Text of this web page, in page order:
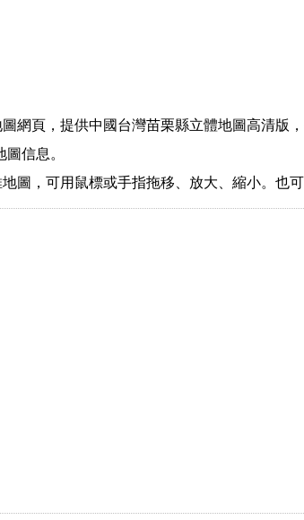
網頁，提供中國台灣苗栗縣立體地圖高清版
信息。
圖，可用鼠標或手指拖移、放大、縮小。也